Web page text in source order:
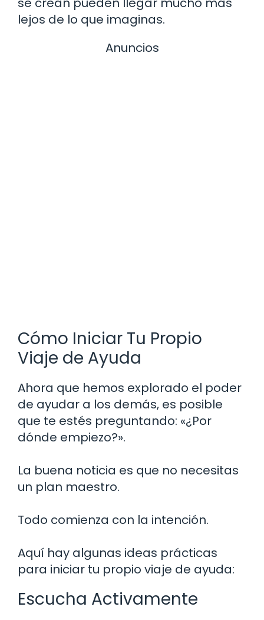
lejos de lo que imaginas.
Anuncios
Cómo Iniciar Tu Propio
Viaje de Ayuda
Ahora que hemos explorado el poder
de ayudar a los demás, es posible
que te estés preguntando: «¿Por
dónde empiezo?».
La buena noticia es que no necesitas
un plan maestro.
Todo comienza con la intención.
Aquí hay algunas ideas prácticas
para iniciar tu propio viaje de ayuda:
Escucha Activamente